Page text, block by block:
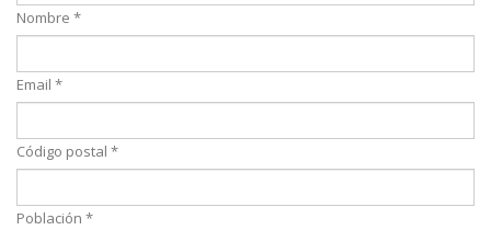
Nombre *
Email *
Código postal *
Población *